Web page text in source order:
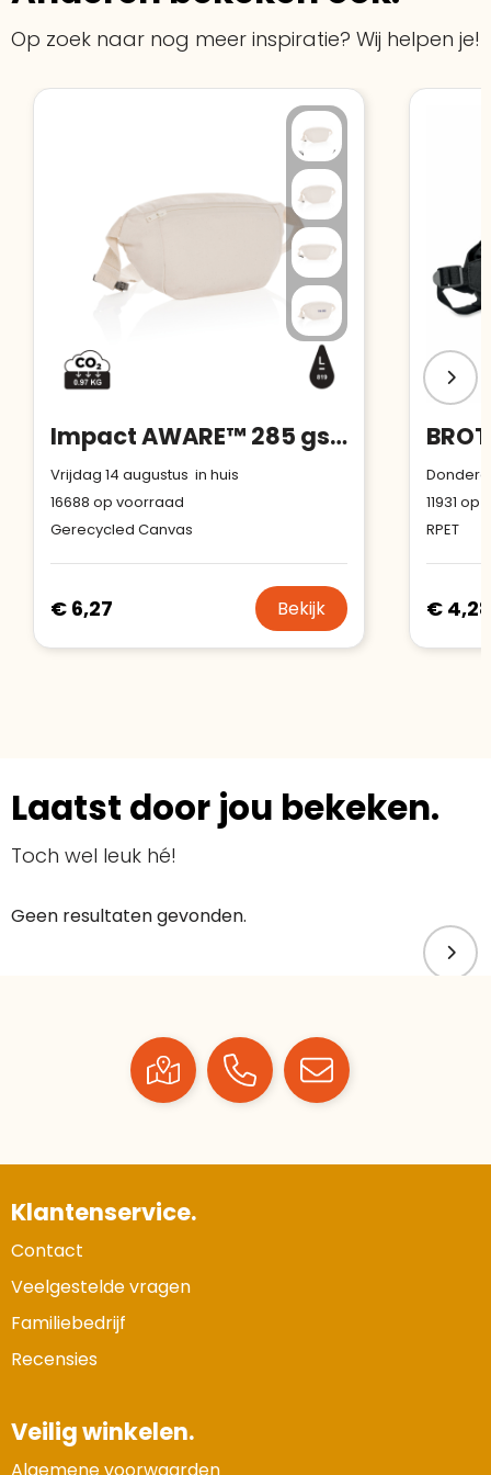
Op zoek naar nog meer inspiratie? Wij helpen je!
Impact AWARE™ 285 gsm rcanvas heuptas ongeverfd
Vrijdag 14 augustus in huis
16688 op voorraad
Gerecycled Canvas
€ 6,27 Bekijk
11931 op
RPET
€ 4,28
Laatst door jou bekeken.
Toch wel leuk hé!
Geen resultaten gevonden.
Klantenservice.
Contact
Veelgestelde vragen
Familiebedrijf
Recensies
Veilig winkelen.